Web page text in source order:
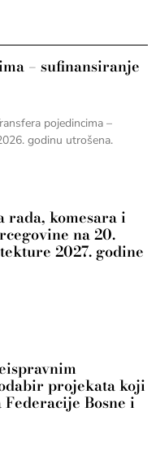
– sufinansiranje
pojedincima –
godinu utrošena.
rada, komesara i
na 20.
2027. godine
projekata koji
Bosne i